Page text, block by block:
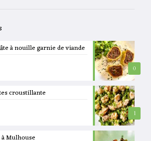
0
à nouille garnie de viande
1
croustillante
Mulhouse